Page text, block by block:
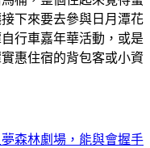
下來要去參與日月潭花
行車嘉年華活動，或是
惠住宿的背包客或小資
森林劇場，能與會握手